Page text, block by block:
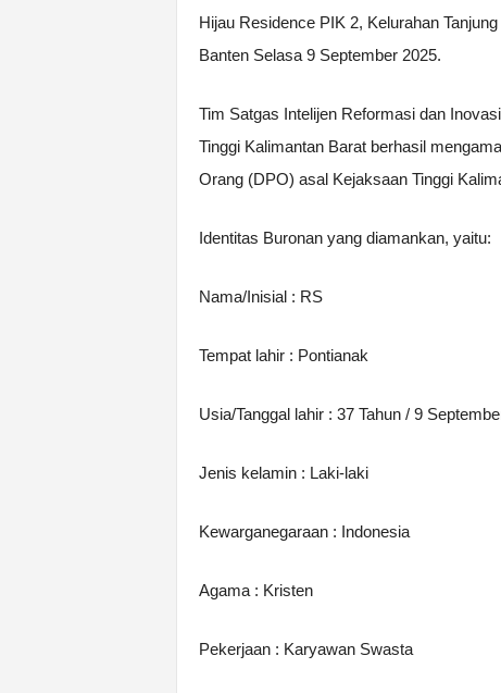
Hijau Residence PIK 2, Kelurahan
Banten Selasa 9 September 2025.
Tim Satgas Intelijen Reformasi dan
Tinggi Kalimantan Barat berhasil
Orang (DPO) asal Kejaksaan Tinggi
Identitas Buronan yang diamankan, yaitu:
Nama/Inisial : RS
Tempat lahir : Pontianak
Usia/Tanggal lahir : 37 Tahun / 9
Jenis kelamin : Laki-laki
Kewarganegaraan : Indonesia
Agama : Kristen
Pekerjaan : Karyawan Swasta